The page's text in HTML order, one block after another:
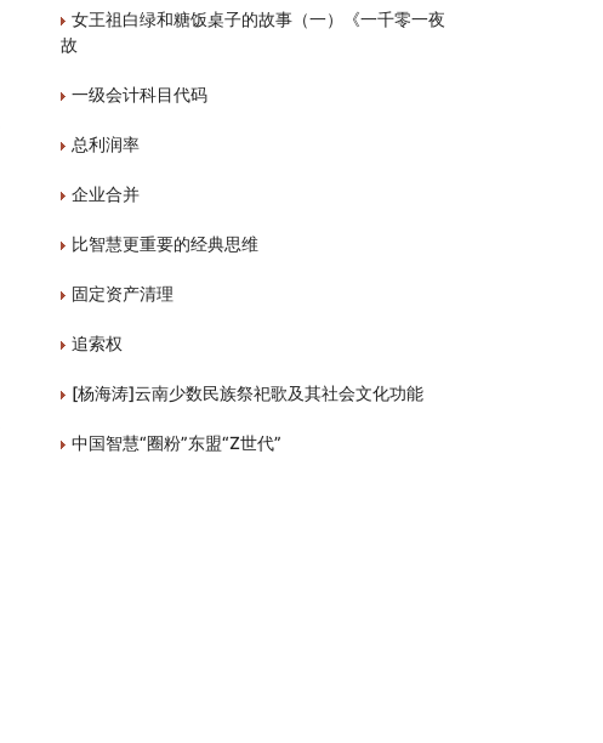
女王祖白绿和糖饭桌子的故事（一）《一千零一夜
故
一级会计科目代码
总利润率
企业合并
比智慧更重要的经典思维
固定资产清理
追索权
[杨海涛]云南少数民族祭祀歌及其社会文化功能
中国智慧“圈粉”东盟“Z世代”